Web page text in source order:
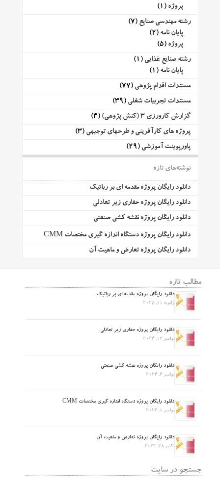
پروژه (1)
رشته مهندسی صنایع (7)
پایان نامه (2)
پروژه (5)
رشته صنایع غذایی (1)
پایان نامه (1)
مستندات اقدام پژوهی (77)
مستندات تجربیات شغلی (39)
گزارش کارورزی 3 (کنش پژوهی)
(4)
پروژه های کارآفرینی و طرحهای توجیهی (3)
پاورپوینت آموزشی (29)
نوشته‌های تازه
دانلود رایگان پروژه مقدمه ای بر رباتیک
دانلود رایگان پروژه حفاری زیر تعادلی
دانلود رایگان پروژه نقشه کشی صنعتی
دانلود رایگان پروژه دستگاه اندازه گیری مختصات CMM
دانلود رایگان پروژه تعارض و ماهیت آن
مطالب تازه
دانلود رایگان پروژه مقدمه ای بر رباتیک
ژانویه 11, 2025
دانلود رایگان پروژه حفاری زیر تعادلی
نوامبر 12, 2024
دانلود رایگان پروژه نقشه کشی صنعتی
نوامبر 4, 2024
دانلود رایگان پروژه دستگاه اندازه گیری مختصات CMM
نوامبر 1, 2024
دانلود رایگان پروژه تعارض و ماهیت آن
اکتبر 28, 2024
جستجو در سایت